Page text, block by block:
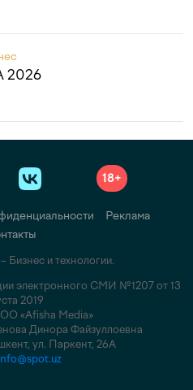
2026
18+
Реклама
Бизнес и технологии.
электронного СМИ №1207 от 13
2019
«Afisha Media»
Динора Файзуллоевна
ул. Паркент, 26А